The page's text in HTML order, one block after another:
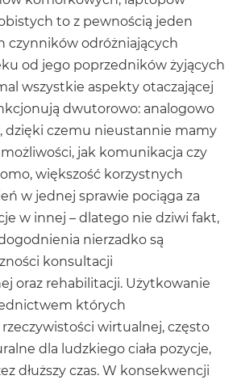
to z pewnością jeden
czynników odróżniających
od jego poprzedników żyjących
wszystkie aspekty otaczającej
dwutorowo: analogowo
dzięki czemu nieustannie mamy
jak komunikacja czy
większość korzystnych
w jednej sprawie pociąga za
w innej – dlatego nie dziwi fakt,
nierzadko są
konsultacji
oraz rehabilitacji. Użytkowanie
których
wirtualnej, często
dla ludzkiego ciała pozycje,
dłuższy czas. W konsekwencji